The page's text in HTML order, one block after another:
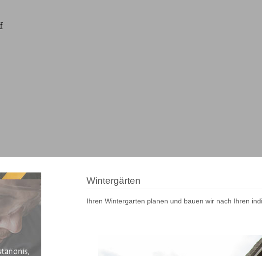
/ Insektenschutz / Einbruchschutz
/ Vordächer
Wintergärten
Ihren Wintergarten planen und bauen wir nach Ihren